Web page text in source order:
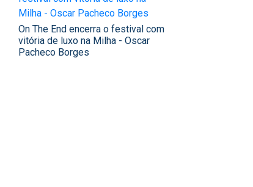
On The End encerra o festival com
vitória de luxo na Milha - Oscar
Pacheco Borges